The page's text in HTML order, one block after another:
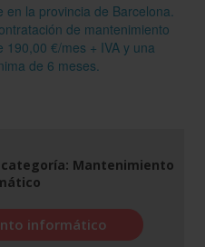
la provincia de Barcelona.
de mantenimiento
€/mes + IVA y una
de 6 meses.
Mantenimiento
informático